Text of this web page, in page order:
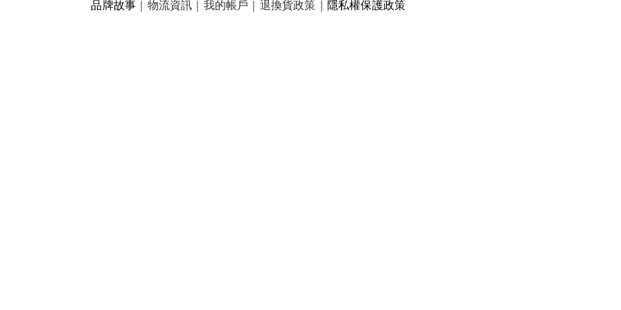
品牌故事 ｜ 物流資訊 ｜ 我的帳戶 ｜ 退換貨政策 ｜ 隱私權保護政策